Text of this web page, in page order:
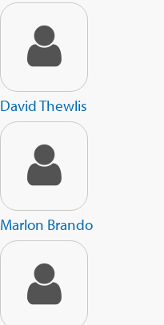
David Thewlis
Marlon Brando